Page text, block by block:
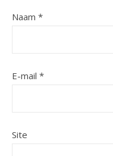
Naam *
E-mail *
Site